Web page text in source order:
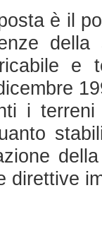
è il
e
i
direttive